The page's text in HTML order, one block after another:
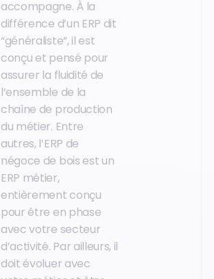
accompagne. À la
différence d’un ERP dit
“généraliste”, il est
conçu et pensé pour
assurer la fluidité de
l’ensemble de la
chaîne de production
du métier. Entre
autres, l’ERP de
négoce de bois est un
ERP métier,
entièrement conçu
pour être en phase
avec votre secteur
d’activité. Par ailleurs, il
doit évoluer avec